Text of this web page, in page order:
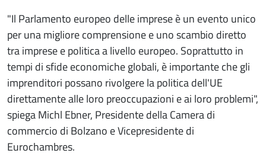
"Il Parlamento europeo delle imprese è un evento unico
per una migliore comprensione e uno scambio diretto
tra imprese e politica a livello europeo. Soprattutto in
tempi di sfide economiche globali, è importante che gli
imprenditori possano rivolgere la politica dell'UE
direttamente alle loro preoccupazioni e ai loro problemi",
spiega Michl Ebner, Presidente della Camera di
commercio di Bolzano e Vicepresidente di
Eurochambres.